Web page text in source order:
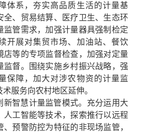
体系，夯实高品质生活的计量基
全、贸易结算、医疗卫生、生态环
监管需求，加强计量器具强制检定
开展对集贸市场、加油站、餐饮
店等的专项监督检查，加强对定量
监督。围绕实施乡村振兴战略，强
保障，加大对涉农物资的计量监
服务向农村地区延伸。
新智慧计量监管模式。 充分运用大
人工智能等技术，探索推行以远程
、预警防控为特征的非现场监管，